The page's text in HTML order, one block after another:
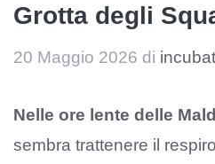
Grotta degli
20 Maggio 2026 di
Nelle ore lente delle
sembra trattenere il